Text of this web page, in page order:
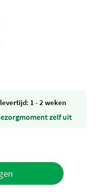
levertijd: 1 - 2 weken
zelf uit